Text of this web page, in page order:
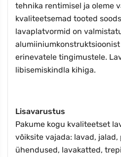
tehnika rentimisel ja oleme
kvaliteetsemad tooted
lavaplatvormid on
erinevatele tingimustele.
libisemiskindla kihiga.
Lisavarustus
Pakume kogu kvaliteetset
võiksite vajada: lavad,
ühendused, lavakatted,